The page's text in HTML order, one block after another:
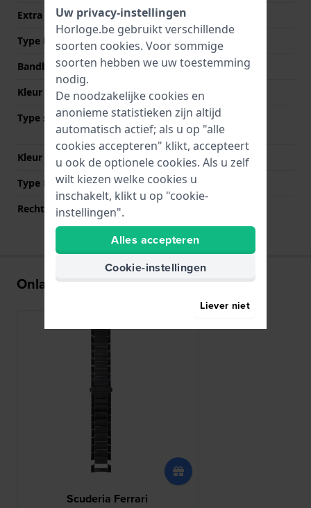
Extra info
Stainless Steel Bracelet
Type band
Schakelband
Bandbreedte
24 mm
Kleur Band
Zwart
Type sluiting
Vouwsluiting met
drukknoppen
Kleur sluiting
Zwart
Type Bevestiging
Bandpennen
Rechte aanzet
Onlangs bekeken
Scuderia Ferrari
Uw privacy-instellingen
Horloge.be gebruikt verschillende
soorten cookies. Voor sommige
soorten hebben we uw toestemming
nodig.
De noodzakelijke cookies en
anonieme statistieken zijn altijd
automatisch actief; als u op "alle
cookies accepteren" klikt, accepteert
u ook de optionele cookies. Als u zelf
wilt kiezen welke cookies u
inschakelt, klikt u op "cookie-
instellingen".
Alles accepteren
Cookie-instellingen
Liever niet